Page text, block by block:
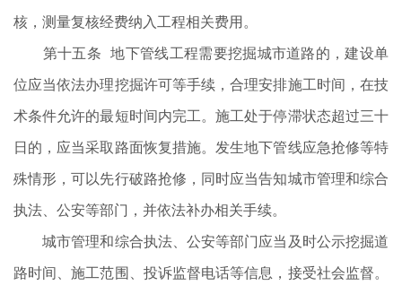
核，测量复核经费纳入工程相关费用。
第十五条 地下管线工程需要挖掘城市道路的，建设单
位应当依法办理挖掘许可等手续，合理安排施工时间，在技
术条件允许的最短时间内完工。施工处于停滞状态超过三十
日的，应当采取路面恢复措施。发生地下管线应急抢修等特
殊情形，可以先行破路抢修，同时应当告知城市管理和综合
执法、公安等部门，并依法补办相关手续。
城市管理和综合执法、公安等部门应当及时公示挖掘道
路时间、施工范围、投诉监督电话等信息，接受社会监督。